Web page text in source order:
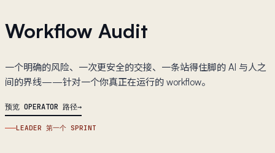
Workflow Audit
一个明确的风险、一次更安全的交接、一条站得住脚的 AI 与人之
间的界线——针对一个你真正在运行的 workflow。
预览 OPERATOR 路径
LEADER 第一个 SPRINT